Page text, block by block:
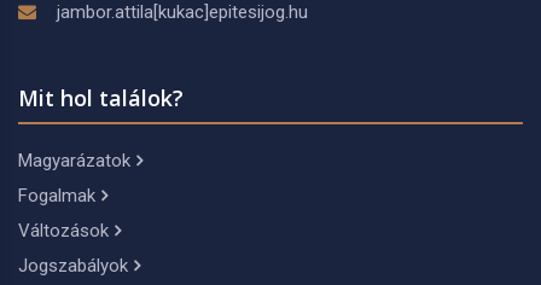
jambor.attila[kukac]epitesijog.hu
Mit hol találok?
Magyarázatok
Fogalmak
Változások
Jogszabályok